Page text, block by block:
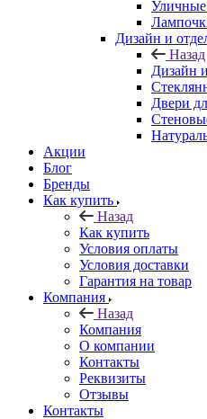
Уличные
Дизайн и
Назад
Дизайн
Двери
Акции
Блог
Бренды
Как купить
Назад
Как купить
Условия оплаты
Условия доставки
Гарантия на товар
Компания
Назад
Компания
О компании
Контакты
Реквизиты
Отзывы
Контакты